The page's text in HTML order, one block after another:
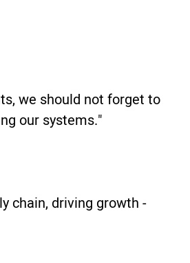
we should not forget to
our systems."
chain, driving growth -